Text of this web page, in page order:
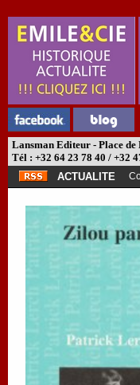
Lansman Editeur - Place de
Tél : +32 64 23 78 40 / +32
ACTUALITE